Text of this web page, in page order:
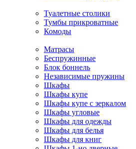
Туалетные столики
Тумбы прикроватные
Комоды
Матрасы
Беспружинные
Блок боннель
Независимые пружины
Шкафы
Шкафы купе
Шкафы купе с зеркалом
Шкафы угловые
Шкафы для одежды
Шкафы для белья
Шкафы для книг